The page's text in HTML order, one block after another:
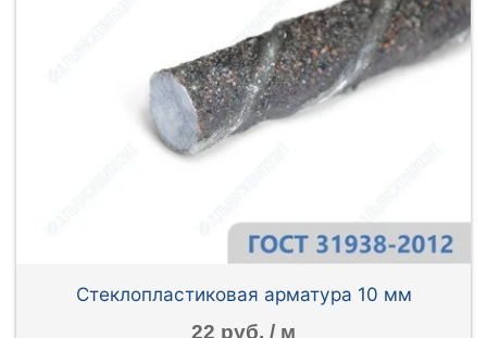
Стеклопластиковая арматура 10 мм
22 руб. / м